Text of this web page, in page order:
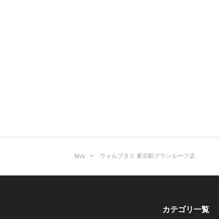
favy ウォルプタス 東京駅グランルーフ店
カテゴリ一覧